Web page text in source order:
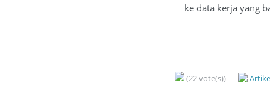
ke data kerja yang
(22 vote(s))